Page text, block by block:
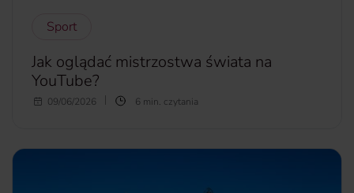
Sport
Jak oglądać mistrzostwa świata na
YouTube?
Po raz pierwszy w historii wybrane mecze mistrzostw
Federacją Piłki Nożnej (FIFA) a platformą YouTube. Taka
09/06/2026 6 min. czytania